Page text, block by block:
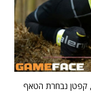
קפטן נבחרת הטאף